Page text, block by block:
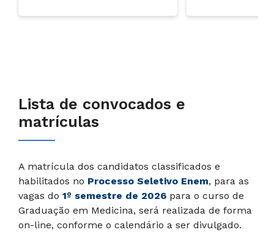
Lista de convocados e
matrículas
A matrícula dos candidatos classificados e
habilitados no Processo Seletivo Enem, para as
vagas do 1º semestre de 2026 para o curso de
Graduação em Medicina, será realizada de forma
on-line, conforme o calendário a ser divulgado.